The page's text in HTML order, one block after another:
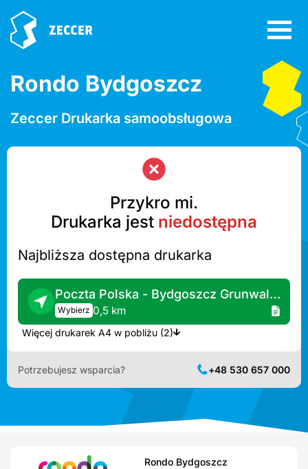
Rondo Bydgoszcz
Zeccer Drukarka samoobsługowa
Przykro mi.
Drukarka jest niedostępna
Najbliższa dostępna drukarka
Poczta Polska - Bydgoszcz Grunwaldzka
Wybierz 0,5 km
Więcej drukarek A4 w pobliżu (2)
Potrzebujesz wsparcia? +48 530 657 000
Rondo Bydgoszcz